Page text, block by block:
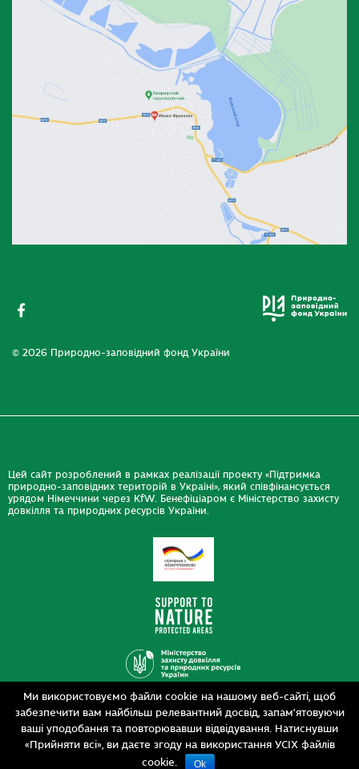
Ми використовуємо файли cookie на нашому веб-сайті, щоб
забезпечити вам найбільш релевантний досвід, запам’ятовуючи
ваші уподобання та повторювавши відвідування. Натиснувши
«Прийняти всі», ви даєте згоду на використання УСІХ файлів
cookie.
Ok
© 2026 Природно-заповідний фонд України
Цей сайт розроблений в рамках реалізації проекту «Підтримка
природно-заповідних територій в Україні», який співфінансується
урядом Німеччини через KfW. Бенефіціаром є Міністерство захисту
довкілля та природних ресурсів України.
Дизайн
Розробка
siteGist